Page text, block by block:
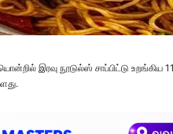
இரவு நூடுல்ஸ் சாப்பிட்டு உறங்கிய